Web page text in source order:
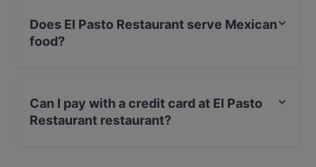
Does El Pasto Restaurant serve Mexican
food?
food.
Can I pay with a credit card at El Pasto
Restaurant restaurant?